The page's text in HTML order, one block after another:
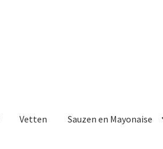
Vetten Sauzen en Mayonaise